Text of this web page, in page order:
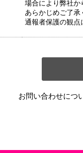
場合により弊社か
あらかじめご了承
通報者保護の観点
お問い合わせにつ